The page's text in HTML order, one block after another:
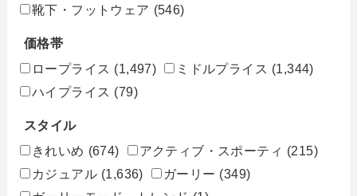
靴下・フットウェア (546)
価格帯
ロープライス (1,497) ミドルプライス (1,344)
ハイプライス (79)
スタイル
きれいめ (674) アクティブ・スポーティ (215)
カジュアル (1,636) ガーリー (349)